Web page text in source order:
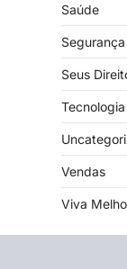
Saúde
Segurança
Seus
Tecnologia
Vendas
Viva